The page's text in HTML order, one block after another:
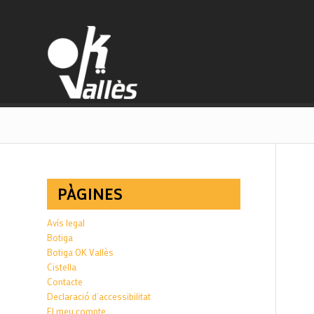
PÀGINES
Avís legal
Botiga
Botiga OK Vallès
Cistella
Contacte
Declaració d’accessibilitat
El meu compte